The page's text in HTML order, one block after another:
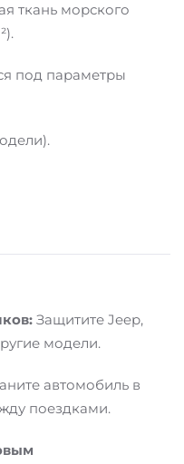
ткань морского
под параметры
Защитите Jeep,
модели.
автомобиль в
поездками.